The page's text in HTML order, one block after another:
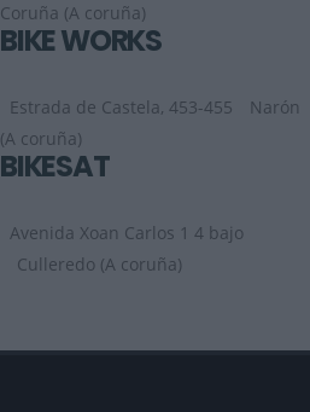
Coruña (A coruña)
BIKE WORKS
Estrada de Castela, 453-455
Narón
(A coruña)
BIKESAT
Avenida Xoan Carlos 1 4 bajo
Culleredo (A coruña)